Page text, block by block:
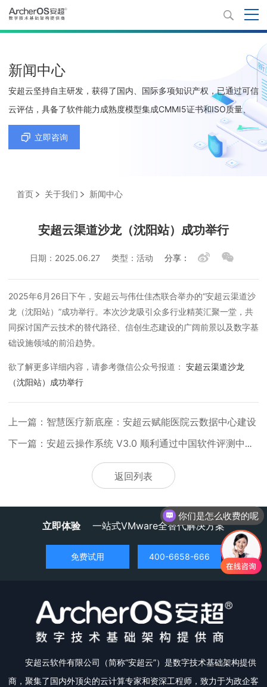
新闻中心
安超云坚持自主研发，获得了国内、国际多项知识产权，已通过可信
云评估，具备了软件能力成熟度模型集成CMMI5证书和ISO质量、
环境、职业健康安全、信息技术服务及信息安全等5项管理体系认证
立即咨询
首页 关于我们 新闻中心
安超云渠道沙龙（沈阳站）成功举行
日期：2025.06.27 类型：活动 分享：
2025年6月26日下午，安超云与伟仕佳杰联合举办的“安超云渠道沙
龙（沈阳站）”成功举行。本次沙龙吸引众多行业精英汇聚一堂，共
同探讨国产云技术的替代路径、信创生态建设的广阔前景以及数字基
础设施领域的前沿趋势。
欲了解更多详细内容，请参考微信公众号报道： 安超云渠道沙龙
（沈阳站）成功举行
上一篇：智慧医疗新底座：安超云赋能医院云数据中心建设
下一篇：安超云操作系统 V3.0 顺利通过中国软件评测中心权威测评
返回列表
立即体验 一站式VMware全替代解决方案
免费试用 400-6658-666
安超云软件有限公司（简称“安超云”）是数字技术基础架构提供
商，聚集了国内外顶尖的云计算专家和资深工程师，致力于为政企客
你们是怎么收费的呢